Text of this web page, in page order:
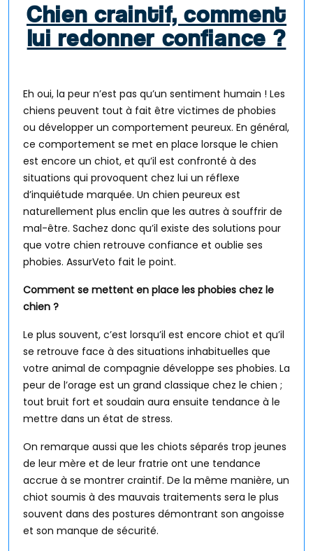
Chien craintif, comment
lui redonner confiance ?
Eh oui, la peur n’est pas qu’un sentiment humain ! Les
chiens peuvent tout à fait être victimes de phobies
ou développer un comportement peureux. En général,
ce comportement se met en place lorsque le chien
est encore un chiot, et qu’il est confronté à des
situations qui provoquent chez lui un réflexe
d’inquiétude marquée. Un chien peureux est
naturellement plus enclin que les autres à souffrir de
mal-être. Sachez donc qu’il existe des solutions pour
que votre chien retrouve confiance et oublie ses
phobies. AssurVeto fait le point.
Comment se mettent en place les phobies chez le
chien ?
Le plus souvent, c’est lorsqu’il est encore chiot et qu’il
se retrouve face à des situations inhabituelles que
votre animal de compagnie développe ses phobies. La
peur de l’orage est un grand classique chez le chien ;
tout bruit fort et soudain aura ensuite tendance à le
mettre dans un état de stress.
On remarque aussi que les chiots séparés trop jeunes
de leur mère et de leur fratrie ont une tendance
accrue à se montrer craintif. De la même manière, un
chiot soumis à des mauvais traitements sera le plus
souvent dans des postures démontrant son angoisse
et son manque de sécurité.